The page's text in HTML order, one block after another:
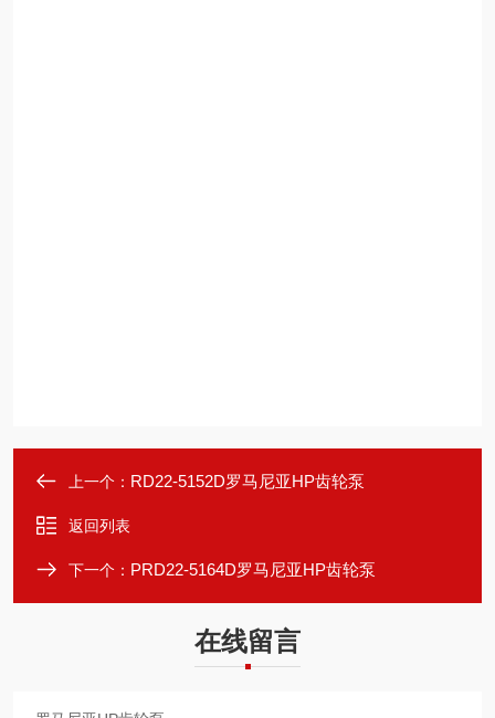
上一个： RD22-5152D罗马尼亚HP齿轮泵
返回列表
下一个： PRD22-5164D罗马尼亚HP齿轮泵
在线留言